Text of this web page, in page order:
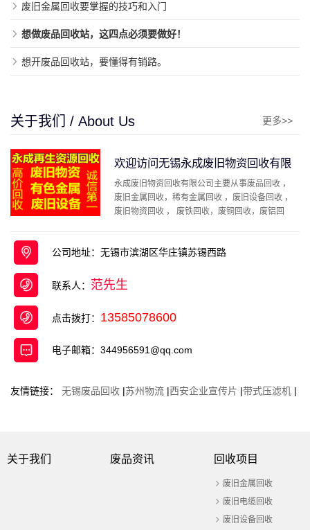
废旧金属回收要掌握的技巧和入门
想做废品回收站，这四点必须要做好！
想开废品回收站，要懂得有销路。
关于我们 / About Us 更多>>
欢迎访问无锡永成废旧物资回收有限
公司
永成废旧物资回收有限公司主要从事废品回收 ，
废旧金属回收，稀有金属回收 ，废旧设备回收 ，
废旧物资回收 ， 废铁回收，废铜回收，废铝回
公司地址：无锡市滨湖区华庄镇苏锡西路
联系人： 范先生
点击拨打： 13585078600
电子邮箱：344956591@qq.com
友情链接： 无锡废品回收 |苏州物流 |西安企业宣传片 |带式压滤机 |
关于我们 废品资讯 回收项目
废旧金属回收
废旧电缆回收
废旧设备回收